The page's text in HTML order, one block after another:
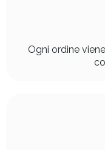
Ogni ordine